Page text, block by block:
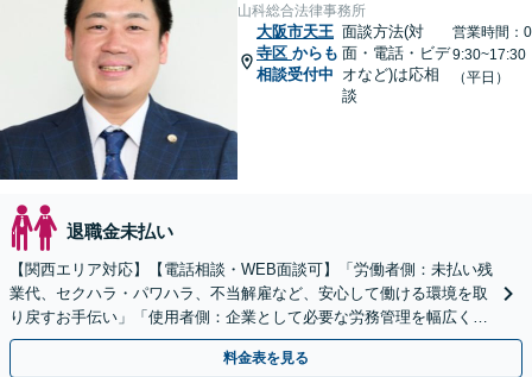
山科総合法律事務所
大阪市天王
寺区 からも
相談受付中
面談方法(対
面・電話・ビデ
オなど)は応相
談
営業時間：0
9:30~17:30
（平日）
退職金未払い
【関西エリア対応】【電話相談・WEB面談可】「労働者側：未払い残
業代、セクハラ・パワハラ、不当解雇など、安心して働ける環境を取
り戻すお手伝い」「使用者側：企業として必要な労務管理を幅広くサ
ポート」【スポット契約・顧問契約どちらも対応可】
料金表を見る